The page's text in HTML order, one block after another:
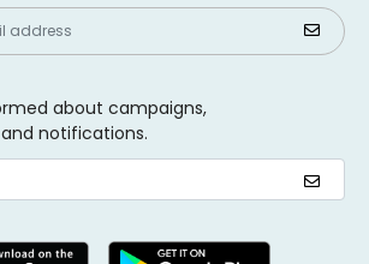
about campaigns,
notifications.